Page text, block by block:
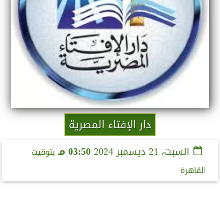
دار الإفتاء المصرية
السبت، 21 ديسمبر 2024 03:50 مـ
بتوقيت
القاهرة